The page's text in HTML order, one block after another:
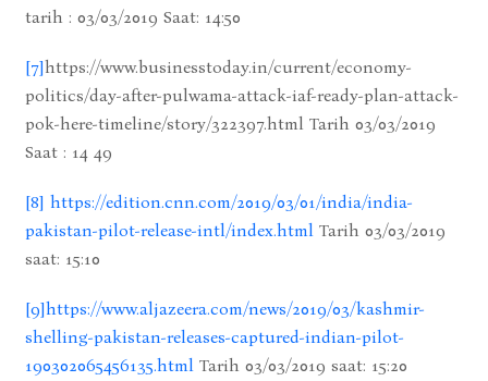
tarih : 03/03/2019 Saat: 14:50
[7]https://www.businesstoday.in/current/economy-
politics/day-after-pulwama-attack-iaf-ready-plan-attack-
pok-here-timeline/story/322397.html Tarih 03/03/2019
Saat : 14 49
[8] https://edition.cnn.com/2019/03/01/india/india-
pakistan-pilot-release-intl/index.html Tarih 03/03/2019
saat: 15:10
[9]https://www.aljazeera.com/news/2019/03/kashmir-
shelling-pakistan-releases-captured-indian-pilot-
190302065456135.html Tarih 03/03/2019 saat: 15:20